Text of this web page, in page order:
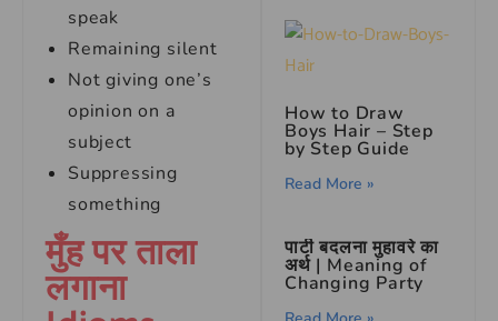
speak
Remaining silent
Not giving one’s
opinion on a
subject
Suppressing
something
मुँह पर ताला
लगाना
How to Draw
Boys Hair – Step
by Step Guide
Read More »
पार्टी बदलना मुहावरे का
अर्थ | Meaning of
Changing Party